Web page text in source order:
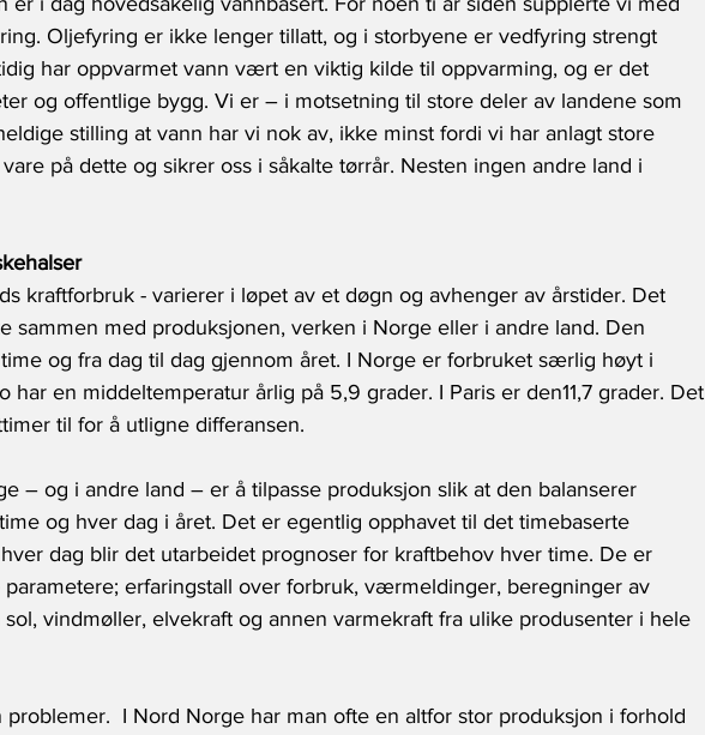
Oljefyring er ikke lenger tillatt, og i storbyene er vedfyring strengt
har oppvarmet vann vært en viktig kilde til oppvarming, og er det
og offentlige bygg. Vi er – i motsetning til store deler av landene som
stilling at vann har vi nok av, ikke minst fordi vi har anlagt store
på dette og sikrer oss i såkalte tørrår. Nesten ingen andre land i
kraftforbruk - varierer i løpet av et døgn og avhenger av årstider. Det
sammen med produksjonen, verken i Norge eller i andre land. Den
og fra dag til dag gjennom året. I Norge er forbruket særlig høyt i
har en middeltemperatur årlig på 5,9 grader. I Paris er den11,7 grader. Det
til for å utligne differansen.
– og i andre land – er å tilpasse produksjon slik at den balanserer
og hver dag i året. Det er egentlig opphavet til det timebaserte
dag blir det utarbeidet prognoser for kraftbehov hver time. De er
parametere; erfaringstall over forbruk, værmeldinger, beregninger av
vindmøller, elvekraft og annen varmekraft fra ulike produsenter i hele
I Nord Norge har man ofte en altfor stor produksjon i forhold